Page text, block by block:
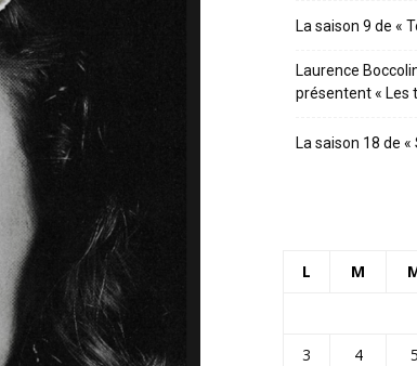
La saison 9 de «
Laurence
présentent « Les
La saison 18 de
L M
3
4 5